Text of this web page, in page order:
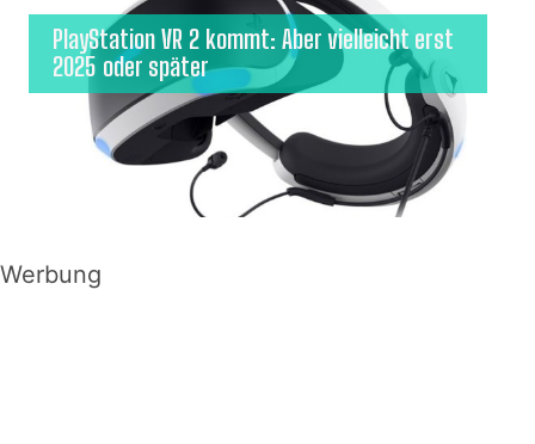
PlayStation VR 2 kommt: Aber vielleicht erst
2025 oder später
Werbung